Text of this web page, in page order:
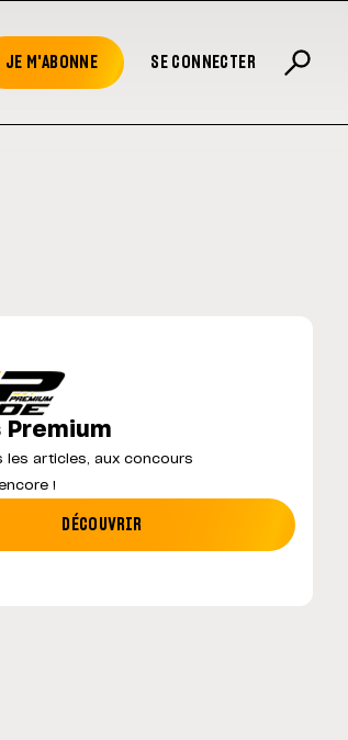
JE M'ABONNE SE CONNECTER
: les cinq constructeurs signent un
Premium
les articles, aux concours
!
DÉCOUVRIR